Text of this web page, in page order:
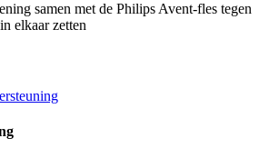
samen met de Philips Avent-fles tegen
elkaar zetten